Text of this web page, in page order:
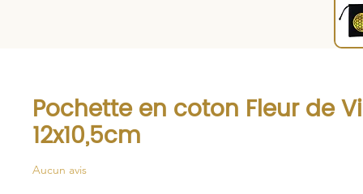
Pochette en coton Fleur de
12x10,5cm
Aucun avis